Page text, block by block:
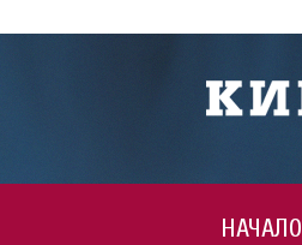
НАЧАЛО